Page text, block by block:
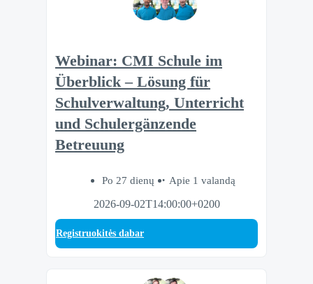
Webinar: CMI Schule im
Überblick – Lösung für
Schulverwaltung, Unterricht
und Schulergänzende
Betreuung
Po 27 dienų
Apie 1 valandą
2026-09-02T14:00:00+0200
Registruokitės dabar